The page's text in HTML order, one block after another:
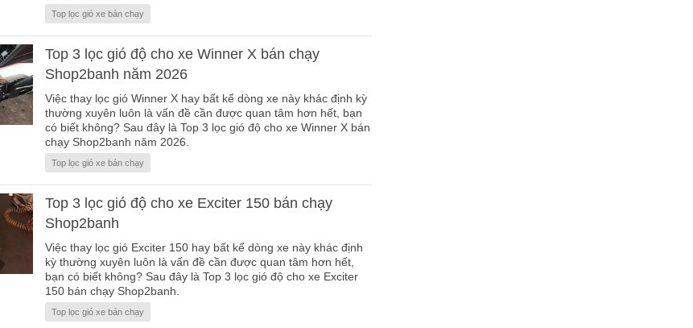
Top lọc gió xe bán chạy
Top 3 lọc gió độ cho xe Winner X bán chạy
Shop2banh năm 2026
Việc thay lọc gió Winner X hay bất kể dòng xe này khác định kỳ
thường xuyên luôn là vấn đề cần được quan tâm hơn hết, bạn
có biết không? Sau đây là Top 3 lọc gió độ cho xe Winner X bán
chạy Shop2banh năm 2026.
Top lọc gió xe bán chạy
Top 3 lọc gió độ cho xe Exciter 150 bán chạy
Shop2banh
Việc thay lọc gió Exciter 150 hay bất kể dòng xe này khác định
kỳ thường xuyên luôn là vấn đề cần được quan tâm hơn hết,
bạn có biết không? Sau đây là Top 3 lọc gió độ cho xe Exciter
150 bán chạy Shop2banh.
Top lọc gió xe bán chạy